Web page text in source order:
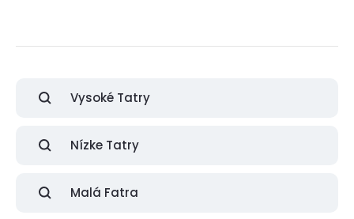
Vysoké Tatry
Nízke Tatry
Malá Fatra